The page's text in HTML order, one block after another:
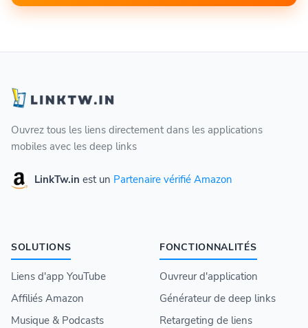
Ouvrez tous les liens directement dans les applications
mobiles avec les deep links
LinkTw.in est un Partenaire vérifié Amazon
SOLUTIONS
Liens d'app YouTube
Affiliés Amazon
Musique & Podcasts
FONCTIONNALITÉS
Ouvreur d'application
Générateur de deep links
Retargeting de liens